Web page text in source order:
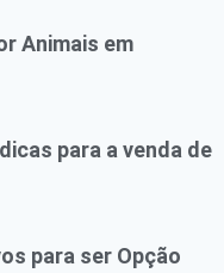
Animais em
para a venda de
para ser Opção